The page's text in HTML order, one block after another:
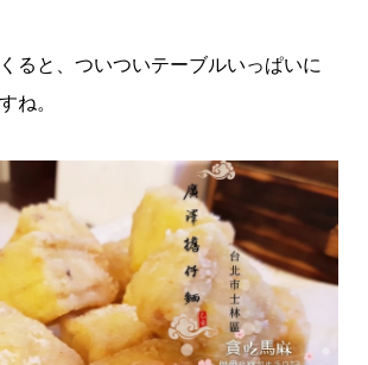
ると、ついついテーブルいっぱいに
ね。